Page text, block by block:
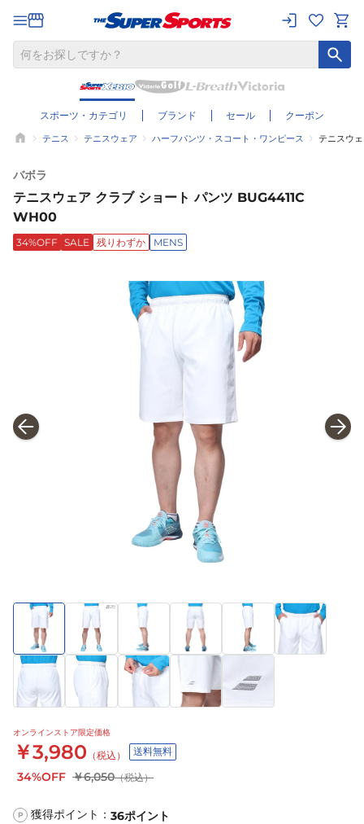
スポーツ・カテゴリ ブランド セール クーポン
テニス テニスウェア ハーフパンツ・スコート・ワンピース テニスウ
バボラ
テニスウェア クラブ ショート パンツ BUG4411C
WH00
34%OFF SALE 残りわずか MENS
オンラインストア限定価格
￥3,980 （税込） 送料無料
34%OFF ￥6,050（税込）
P 獲得ポイント： 36ポイント